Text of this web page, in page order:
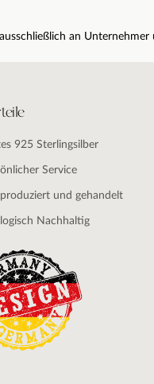
an Unternehmer
925 Sterlingsilber
Service
produziert und gehandelt
Nachhaltig